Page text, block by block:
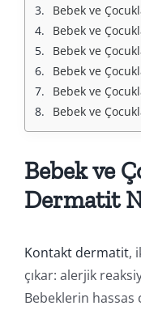
Bebek ve
Bebek ve
Bebek ve
Bebek ve Çocuklarda
Bebek ve
Bebek ve
Bebek ve
Dermatit
Kontakt dermatit,
çıkar: alerjik
Bebeklerin hassas